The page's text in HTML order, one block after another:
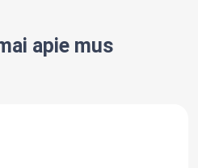
apie mus